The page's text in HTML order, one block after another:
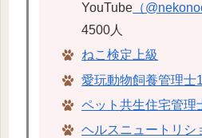
YouTube （
4500人
ねこ検定上級
愛玩動物飼養管理士
ペット共生住宅管理
ヘルスニュートリシ